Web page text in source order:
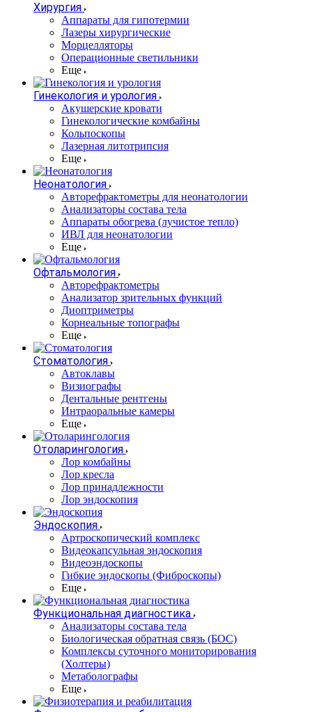
Хирургия
Аппараты для гипотермии
Лазеры хирургические
Морцелляторы
Операционные светильники
Еще
Гинекология и урология
Акушерские кровати
Гинекологические комбайны
Кольпоскопы
Лазерная литотрипсия
Еще
Неонатология
Авторефрактометры для неонатологии
Анализаторы состава тела
Аппараты обогрева (лучистое тепло)
ИВЛ для неонатологии
Еще
Офтальмология
Авторефрактометры
Анализатор зрительных функций
Диоптриметры
Корнеальные топографы
Еще
Стоматология
Автоклавы
Визиографы
Дентальные рентгены
Интраоральные камеры
Еще
Отоларингология
Лор комбайны
Лор кресла
Лор принадлежности
Лор эндоскопия
Эндоскопия
Артроскопический комплекс
Видеокапсульная эндоскопия
Видеоэндоскопы
Гибкие эндоскопы (Фиброcкопы)
Еще
Функциональная диагностика
Анализаторы состава тела
Биологическая обратная связь (БОС)
Комплексы суточного мониторирования
(Холтеры)
Метаболографы
Еще